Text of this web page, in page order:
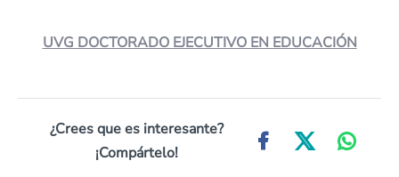
UVG DOCTORADO EJECUTIVO EN EDUCACIÓN
¿Crees que es interesante?
¡Compártelo!